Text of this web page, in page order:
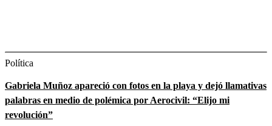
Política
Gabriela Muñoz apareció con fotos en la playa y dejó llamativas
palabras en medio de polémica por Aerocivil: “Elijo mi
revolución”